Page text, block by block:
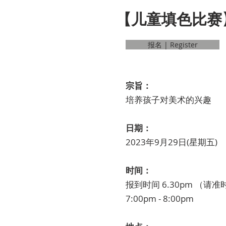
【儿童填色比赛
报名 | Register
宗旨：
培养孩子对美术的兴趣
日期：
2023年9月29日(星期五)
时间：
报到时间 6.30pm （请准
7:00pm - 8:00pm